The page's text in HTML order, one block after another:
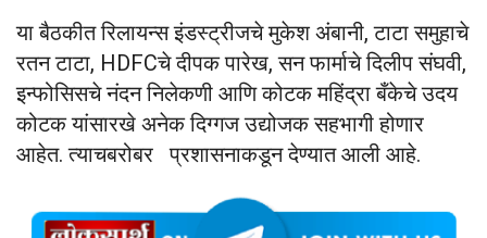
या बैठकीत रिलायन्स इंडस्ट्रीजचे मुकेश अंबानी, टाटा समुहाचे
रतन टाटा, HDFCचे दीपक पारेख, सन फार्माचे दिलीप संघवी,
इन्फोसिसचे नंदन निलेकणी आणि कोटक महिंद्रा बँकेचे उदय
कोटक यांसारखे अनेक दिग्गज उद्योजक सहभागी होणार
आहेत. त्याचबरोबर प्रशासनाकडून देण्यात आली आहे.